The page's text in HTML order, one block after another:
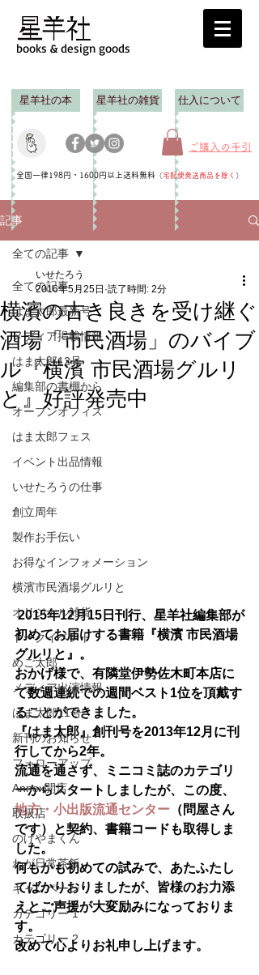
books & design goods
星羊社の本 星羊社の雑貨 仕入について
ご購入の手引
全国一律198円・1600円以上送料無料 （宅配便発送商品を除く ）
記事
全ての記事
はま太郎最新号
メディア掲載情報
はま太郎12号
編集部の書棚から
オープンオフィス
はま太郎フェス
イベント出品情報
いせたろうの仕事
創立周年
製作お手伝い
お得なインフォメーション
横濱市民酒場グルリと
オリジナル雑貨
トークイベント
めご太郎
メディア出演情報
はま太郎11号
新刊のお知らせ
フォローアップ
Annex開店
取扱店
のげやまくん
わが日常茶飯
キャンペーン
カテゴリー 1
カテゴリー 2
全ての記事
横濱の古き良きを受け継ぐ
酒場「市民酒場」のバイブ
ル『横濱 市民酒場グルリ
と』好評発売中
いせたろう
2016年5月25日 読了時間: 2分
2015年12月15日刊行、星羊社編集部が
初めてお届けする書籍『横濱 市民酒場
グルリと』。
おかげ様で、有隣堂伊勢佐木町本店に
て数週連続での週間ベスト1位を頂戴す
ることができました。
『はま太郎』創刊号を2013年12月に刊
行してから2年。
流通を通さず、ミニコミ誌のカテゴリ
ーからスタートしましたが、この度、
地方・小出版流通センター （問屋さん
です）と契約、書籍コードも取得しま
した。
何もかも初めての試みで、あたふたし
てばかりおりましたが、皆様のお力添
えとご声援が大変励みになっておりま
す。
改めて心よりお礼申し上げます。